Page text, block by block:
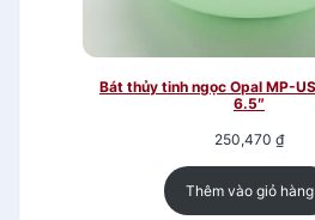
Bát thủy tinh ngọc Opal MP-
6.5″
250,470 ₫
Thêm vào giỏ hàng